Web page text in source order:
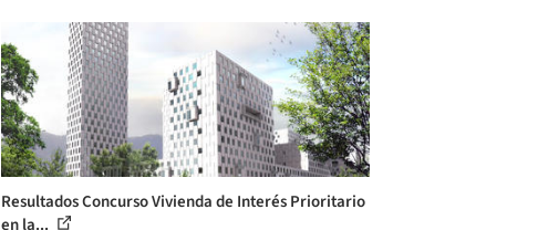
Resultados Concurso Vivienda de Interés Prioritario
en la...